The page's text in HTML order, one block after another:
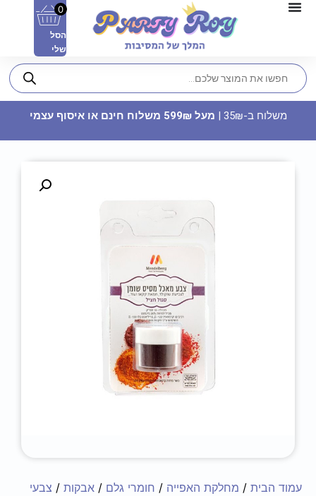
פרח משיכה לקישוט - כחול
8.90
0
הסל
שלי
משלוח ב-35₪ | מעל 599₪ משלוח חינם או איסוף עצמי
עמוד הבית / מחלקת האפייה / חומרי גלם / אבקות / צבעי